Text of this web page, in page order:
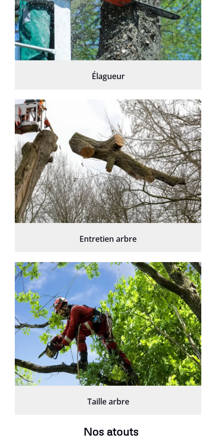
Élagueur
Entretien arbre
Taille arbre
Nos atouts